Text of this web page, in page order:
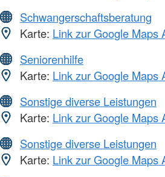
Schwangerschaftsberatung
Karte: Link zur Google Maps
Seniorenhilfe
Karte: Link zur Google Maps
Sonstige diverse Leistungen
Karte: Link zur Google Maps
Sonstige diverse Leistungen
Karte: Link zur Google Maps